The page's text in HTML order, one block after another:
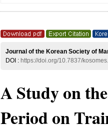
Journal of the Korean Society of
DOI : https://doi.org/10.7837/
A Study on
Period on